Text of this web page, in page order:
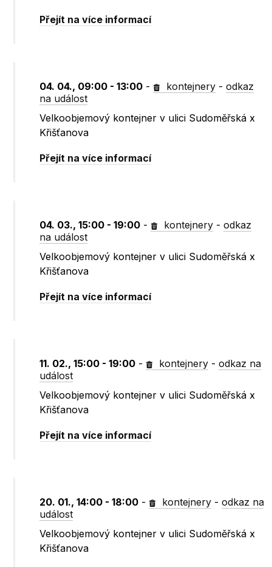
Přejít na více informací
04. 04., 09:00 - 13:00 - kontejnery -odkaz
na událost
Velkoobjemový kontejner v ulici Sudoměřská x
Křišťanova
Přejít na více informací
04. 03., 15:00 - 19:00 - kontejnery -odkaz
na událost
Velkoobjemový kontejner v ulici Sudoměřská x
Křišťanova
Přejít na více informací
11. 02., 15:00 - 19:00 - kontejnery -odkaz na
událost
Velkoobjemový kontejner v ulici Sudoměřská x
Křišťanova
Přejít na více informací
20. 01., 14:00 - 18:00 - kontejnery -odkaz na
událost
Velkoobjemový kontejner v ulici Sudoměřská x
Křišťanova